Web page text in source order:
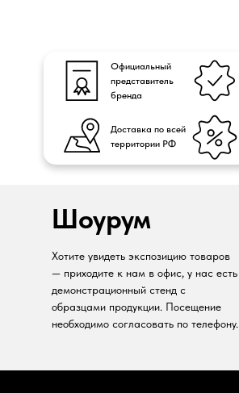
Официальный
представитель
бренда
Доставка по всей
территории РФ
Шоурум
Хотите увидеть экспозицию товаров
— приходите к нам в офис, у нас есть
демонстрационный стенд с
образцами продукции. Посещение
необходимо согласовать по телефону.